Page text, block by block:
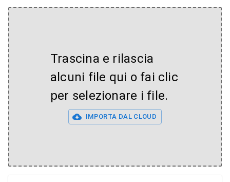
Trascina e rilascia
alcuni file qui o fai clic
per selezionare i file.
IMPORTA DAL CLOUD